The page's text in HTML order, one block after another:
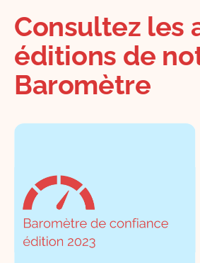
Consultez les
éditions de
Baromètre